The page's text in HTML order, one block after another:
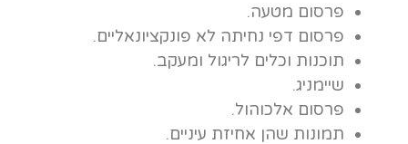
פרסום מטעה.
פרסום דפי נחיתה לא פונקציונאליים.
תוכנות וכלים לריגול ומעקב.
שיימניג.
פרסום אלכוהול.
תמונות שהן אחיזת עיניים.